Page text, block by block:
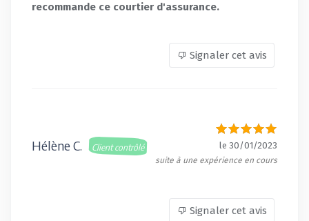
recommande ce courtier d'assurance.
Signaler cet avis
Hélène C. Client contrôlé le 30/01/2023
suite à une expérience en cours
Signaler cet avis